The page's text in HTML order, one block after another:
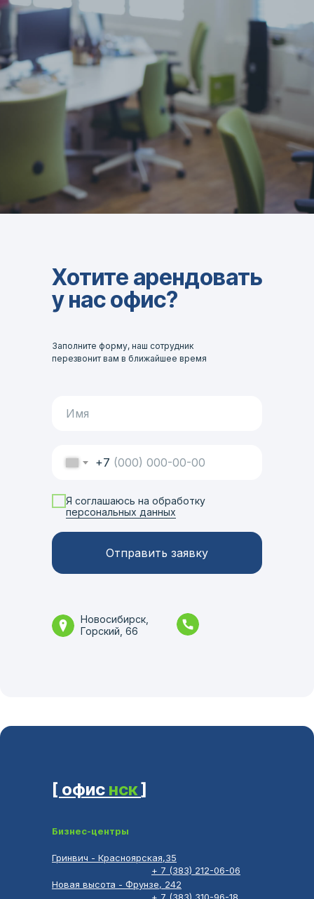
+7
Я соглашаюсь на обработку
персональных данных
Отправить заявку
Новосибирск,
Горский, 66
Заполните форму, наш сотрудник
перезвонит вам в ближайшее время
Хотите арендовать
у нас офис?
[ офис нск]
Бизнес-центры
Гринвич - Красноярская,35
Новая высота - Фрунзе, 242
+ 7 (383) 212-06-06